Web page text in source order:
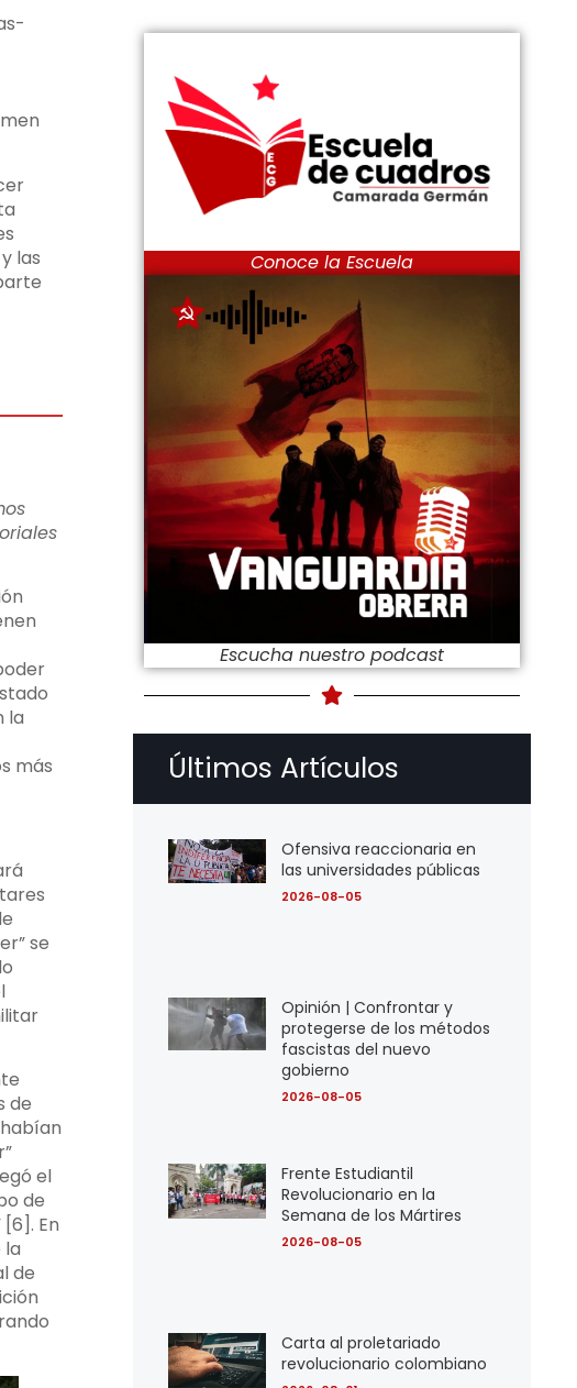
las
la
más
se
de
el
de
En
la
de
Conoce la Escuela
Escucha nuestro podcast
Últimos Artículos
Ofensiva reaccionaria en
las universidades públicas
2026-08-05
Opinión | Confrontar y
protegerse de los métodos
fascistas del nuevo
gobierno
2026-08-05
Frente Estudiantil
Revolucionario en la
Semana de los Mártires
2026-08-05
Carta al proletariado
revolucionario colombiano